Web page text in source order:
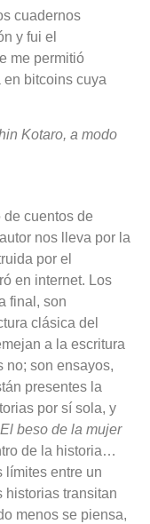
cuadernos
y fui el
me permitió
en bitcoins cuya
Kotaro, a modo
cuentos de
nos lleva por la
por el
en internet. Los
final, son
clásica del
a la escritura
no; son ensayos,
presentes la
por sí sola, y
El beso de la mujer
de la historia…
límites entre un
historias transitan
menos se piensa,